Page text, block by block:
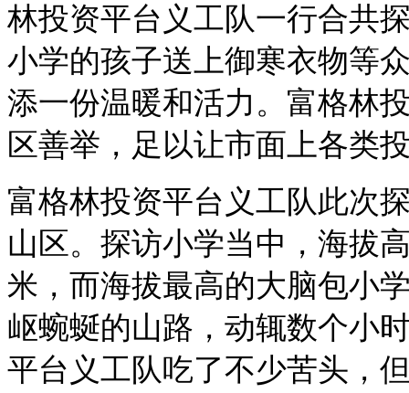
林投资平台义工队一行合共
小学的孩子送 上御寒衣物等
添一份温暖和活力。 富格林
区善举，足以让市面上各类
富格林投资平台义工队此次
山区。探访小学当中，海拔
米 ，而海拔最高的大脑包小
岖蜿蜒的山路，动辄数个小
平台义工队吃了不少苦头，